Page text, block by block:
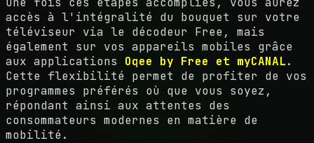
accès à l'intégralité du bouquet sur votre
téléviseur via le décodeur Free, mais
également sur vos appareils mobiles grâce
aux applications Oqee by Free et myCANAL.
Cette flexibilité permet de profiter de vos
programmes préférés où que vous soyez,
répondant ainsi aux attentes des
consommateurs modernes en matière de
mobilité.